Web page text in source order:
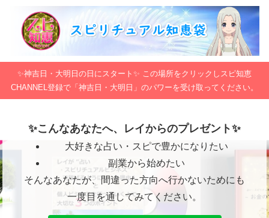
✨神吉日・大明日の日にスタート✨ この場所をクリックしスピ知恵
CHANNEL登録で「神吉日・大明日」のパワーを受け取ってください。
✨こんなあなたへ、レイからのプレゼント✨
大好きな占い・スピで豊かになりたい
副業から始めたい
そんなあなたが、間違った方向へ行かないためにも
一度目を通してみてください。